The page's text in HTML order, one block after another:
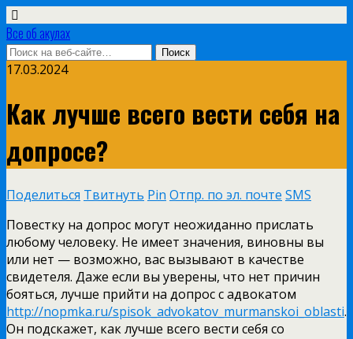
Все об акулах
17.03.2024
Как лучше всего вести себя на
допросе?
Поделиться Твитнуть Pin Отпр. по эл. почте SMS
Повестку на допрос могут неожиданно прислать
любому человеку. Не имеет значения, виновны вы
или нет — возможно, вас вызывают в качестве
свидетеля. Даже если вы уверены, что нет причин
бояться, лучше прийти на допрос с адвокатом
http://nopmka.ru/spisok_advokatov_murmanskoi_oblasti.
Он подскажет, как лучше всего вести себя со